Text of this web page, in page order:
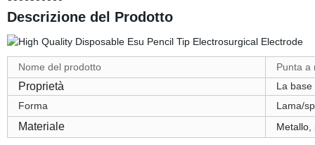
Descrizione del Prodotto
Nome del prodotto Punta a
Proprietà
La
Forma
Lama/
Materiale Metallo,